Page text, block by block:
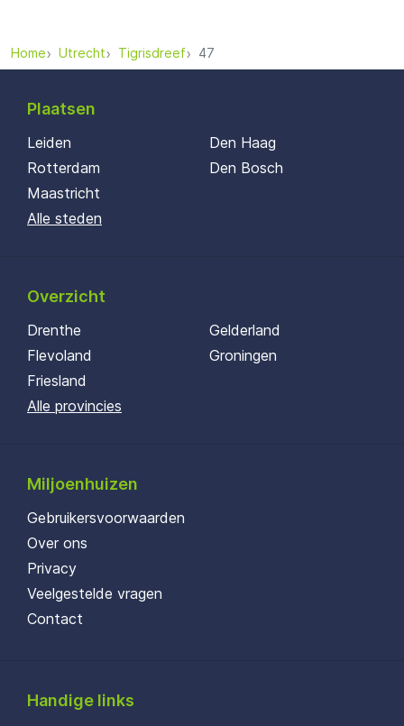
Home Utrecht Tigrisdreef 47
Plaatsen
Leiden
Rotterdam
Maastricht
Den Haag
Den Bosch
Alle steden
Overzicht
Drenthe
Flevoland
Friesland
Gelderland
Groningen
Alle provincies
Miljoenhuizen
Gebruikersvoorwaarden
Over ons
Privacy
Veelgestelde vragen
Contact
Handige links